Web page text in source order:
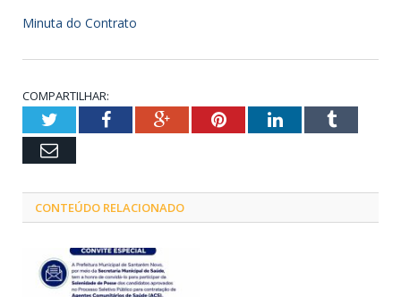
Minuta do Contrato
COMPARTILHAR:
TwitterFacebookGoogle+PinterestLinkedInTumblr
Email
CONTEÚDO RELACIONADO